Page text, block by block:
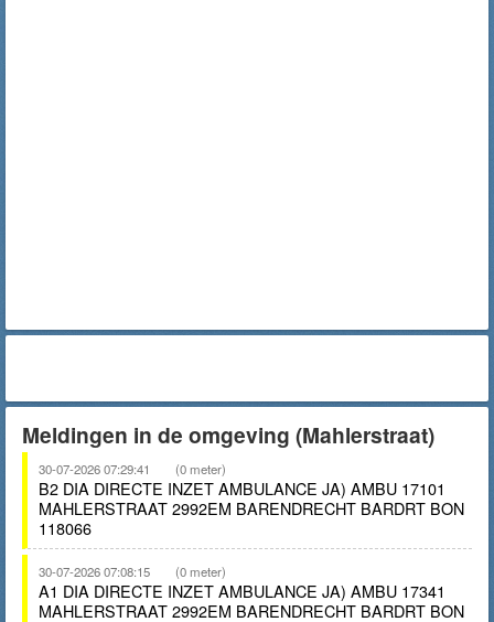
Meldingen in de omgeving (Mahlerstraat)
30-07-2026 07:29:41 (0 meter)
B2 DIA DIRECTE INZET AMBULANCE JA) AMBU 17101
MAHLERSTRAAT 2992EM BARENDRECHT BARDRT BON
118066
30-07-2026 07:08:15 (0 meter)
A1 DIA DIRECTE INZET AMBULANCE JA) AMBU 17341
MAHLERSTRAAT 2992EM BARENDRECHT BARDRT BON